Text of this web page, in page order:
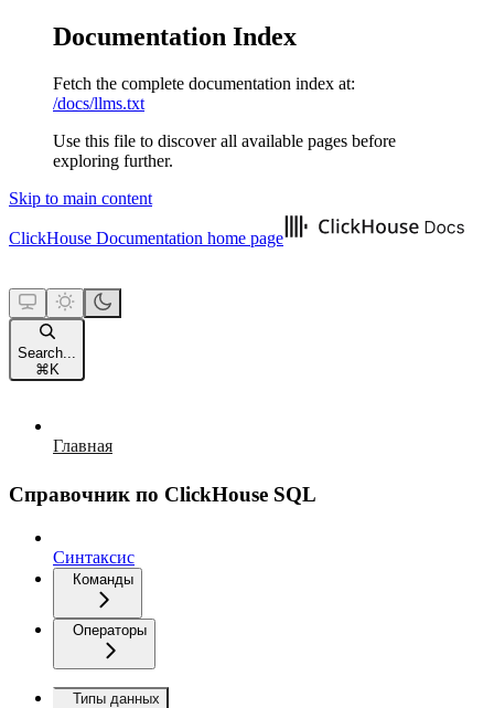
Documentation Index
Fetch the complete documentation index at:
/docs/llms.txt
Use this file to discover all available pages before
exploring further.
Skip to main content
ClickHouse Documentation home page
Search...
⌘ K
Главная
Справочник по ClickHouse SQL
Синтаксис
Команды
Операторы
Типы данных